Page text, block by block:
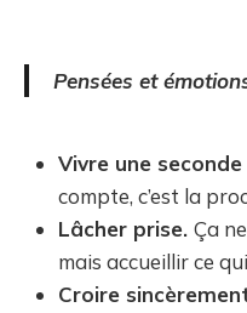
Pensées et
Vivre une
compte, c’est la
Lâcher prise. Ça
mais accueillir ce
Croire